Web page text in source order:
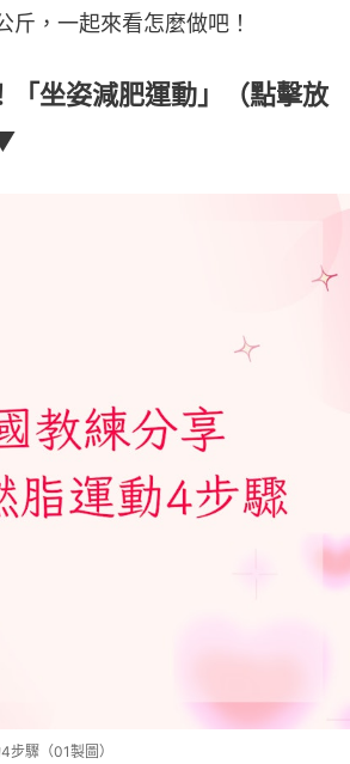
斤，一起來看怎麼做吧！
「坐姿減肥運動」（點擊放
步驟（01製圖）